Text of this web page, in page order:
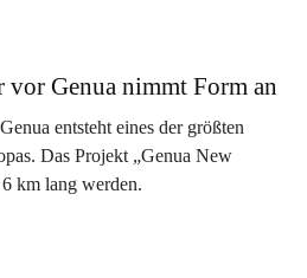
vor Genua nimmt Form an
entsteht eines der größten
Das Projekt „Genua New
km lang werden.